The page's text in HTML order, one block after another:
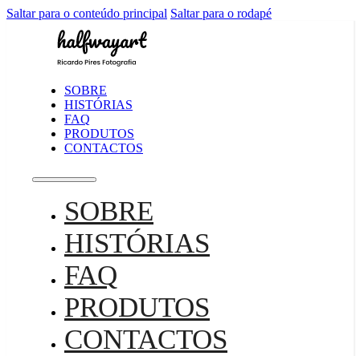
Saltar para o conteúdo principal Saltar para o rodapé
SOBRE
HISTÓRIAS
FAQ
PRODUTOS
CONTACTOS
SOBRE
HISTÓRIAS
FAQ
PRODUTOS
CONTACTOS